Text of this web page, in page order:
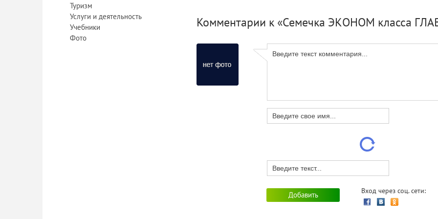
Туризм
Услуги и деятельность
Учебники
Фото
Комментарии к «Семечка ЭКОНОМ класса
Вход через соц. сети: